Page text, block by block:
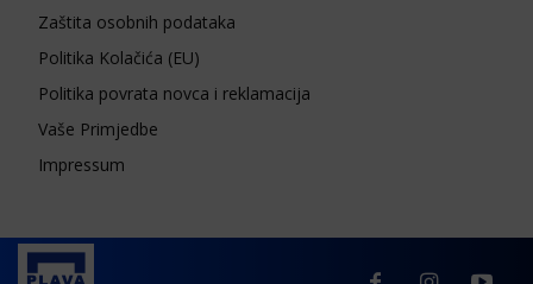
Zaštita osobnih podataka
Politika Kolačića (EU)
Politika povrata novca i reklamacija
Vaše Primjedbe
Impressum